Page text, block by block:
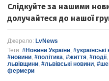
Слідкуйте за нашими
долучайтеся до нашої
Джерело: LvNews
Теги: #Новини України,
#новини, #політика, #життя, #події,
львівщини, #львівські новини,
фермери